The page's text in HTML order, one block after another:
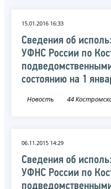
15.01.2016 16:33
Сведения об
УФНС России по
состоянию на 1
Новость 44
06.11.2015 14:29
Сведения об
УФНС России по